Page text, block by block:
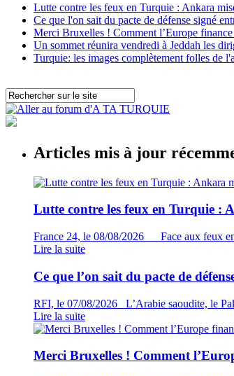
Lutte contre les feux en Turquie : Ankara
Ce que l'on sait du pacte de défense signé
Merci Bruxelles ! Comment l’Europe
Un sommet réunira vendredi à Jeddah les
Turquie: les images complètement folles de
Articles mis à jour
Lutte contre les feux en Turquie :
France 24, le 08/08/2026 Face aux feux
Lire la suite
Ce que l’on sait du pacte de
RFI, le 07/08/2026 L’Arabie saoudite, le
Lire la suite
Merci Bruxelles ! Comment